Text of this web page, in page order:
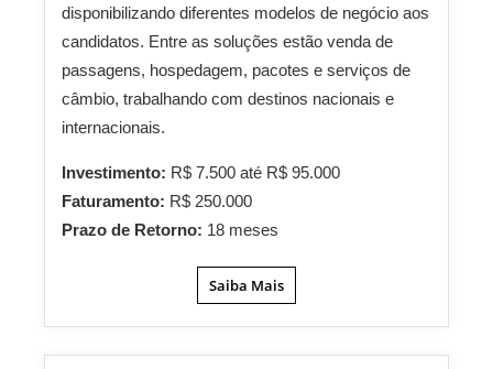
disponibilizando diferentes modelos de negócio aos
candidatos. Entre as soluções estão venda de
passagens, hospedagem, pacotes e serviços de
câmbio, trabalhando com destinos nacionais e
internacionais.
Investimento: R$ 7.500 até R$ 95.000
Faturamento: R$ 250.000
Prazo de Retorno: 18 meses
Saiba Mais